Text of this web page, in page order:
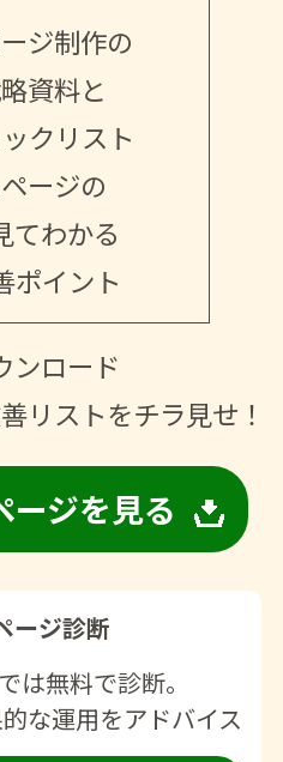
ジ制作の
資料と
クリスト
ージの
てわかる
ポイント
ンロード
リストをチラ見せ！
ージを見る
ージ診断
は無料で診断。
な運用をアドバイス